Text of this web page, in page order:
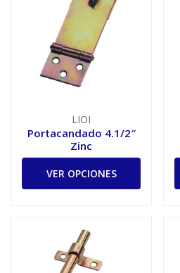
LIOI
Portacandado 4.1/2″
Zinc
VER OPCIONES